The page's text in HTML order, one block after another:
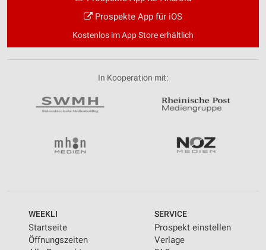
Prospekte App für iOS
Kostenlos im App Store erhältlich
In Kooperation mit:
WEEKLI
Startseite
Öffnungszeiten
SERVICE
Prospekt einstellen
Verlage